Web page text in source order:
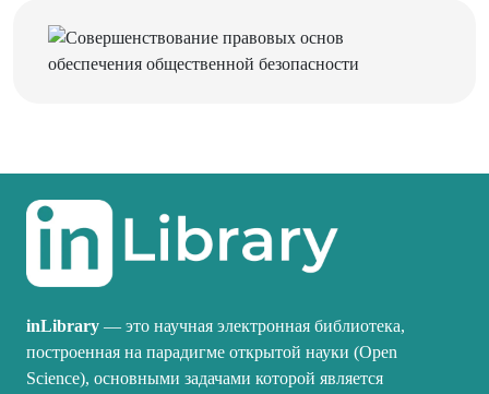
inLibrary — это научная электронная библиотека,
построенная на парадигме открытой науки (Open
Science), основными задачами которой является